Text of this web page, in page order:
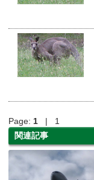
Page: 1 | 1
関連記事